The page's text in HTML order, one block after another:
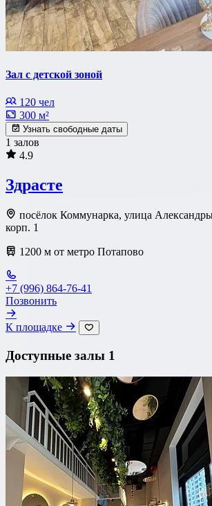
Зал с детской зоной
120 чел
300 м²
Узнать свободные даты
1 залов
4.9
Здрасте
посёлок Коммунарка, улица
корп. 1
1200 м от метро Потапово
+7 (996) 864-76-41
Позвонить
К площадке
Доступные залы 1